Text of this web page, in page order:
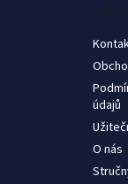
údajů
O nás